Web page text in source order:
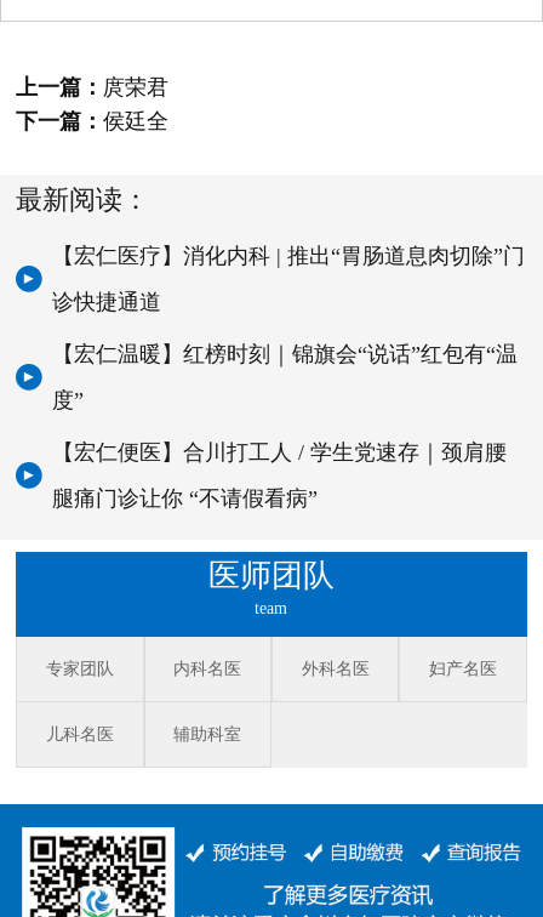
上一篇： 庹荣君
下一篇：侯廷全
最新阅读：
【宏仁医疗】消化内科 | 推出“胃肠道息肉切除”门
诊快捷通道
【宏仁温暖】红榜时刻｜锦旗会“说话”红包有“温
度”
【宏仁便医】合川打工人 / 学生党速存｜颈肩腰
腿痛门诊让你 “不请假看病”
医师团队
team
专家团队 内科名医 外科名医 妇产名医
儿科名医 辅助科室